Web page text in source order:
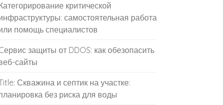
критической
самостоятельная работа
помощь специалистов
защиты от DDOS: как обезопасить
сайты
Скважина и септик на участке:
без риска для воды